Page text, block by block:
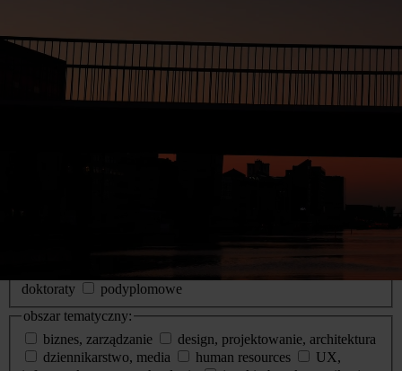
Kontakty
Inne
Szybkie linki
doktoraty
podyplomowe
obszar tematyczny:
biznes, zarządzanie
design, projektowanie, architektura
dziennikarstwo, media
human resources
UX,